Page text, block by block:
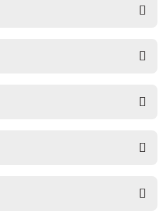
formunu kullanarak tarafımıza